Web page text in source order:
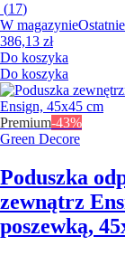
(17)
W magazynie
386,13 zł
Do koszyka
Do koszyka
Premium-43%
Green Decore
Poduszka
zewnątrz
poszewką,